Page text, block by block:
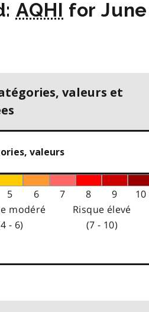
AQHI for
valeurs et
valeurs
5 6 7 8 9
10
modéré
- 6)
Risque élevé
(7 - 10)